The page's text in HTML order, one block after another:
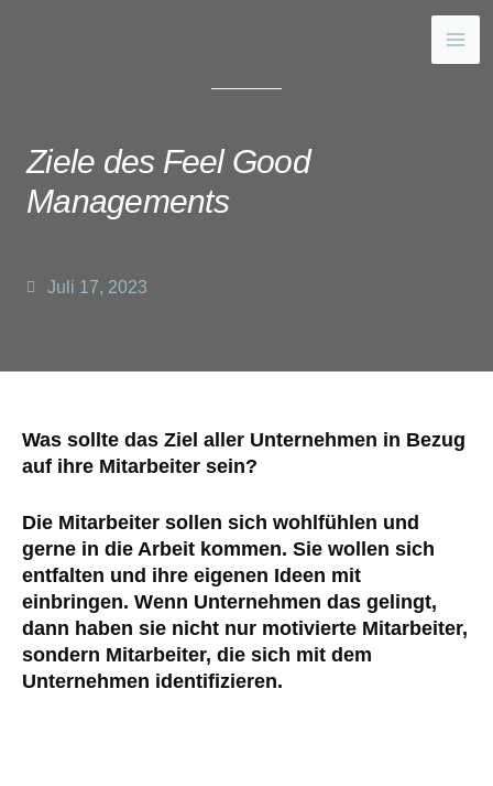
Ziele des Feel Good
Managements
Juli 17, 2023
Was sollte das Ziel aller Unternehmen in Bezug
auf ihre Mitarbeiter sein?
Die Mitarbeiter sollen sich wohlfühlen und
gerne in die Arbeit kommen. Sie wollen sich
entfalten und ihre eigenen Ideen mit
einbringen. Wenn Unternehmen das gelingt,
dann haben sie nicht nur motivierte Mitarbeiter,
sondern Mitarbeiter, die sich mit dem
Unternehmen identifizieren.